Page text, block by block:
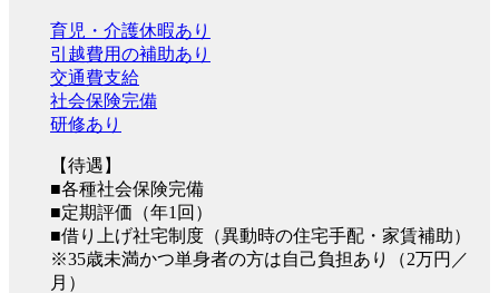
育児・介護休暇あり
引越費用の補助あり
交通費支給
社会保険完備
研修あり
【待遇】
■各種社会保険完備
■定期評価（年1回）
■借り上げ社宅制度（異動時の住宅手配・家賃補助）
※35歳未満かつ単身者の方は自己負担あり（2万円／
月）